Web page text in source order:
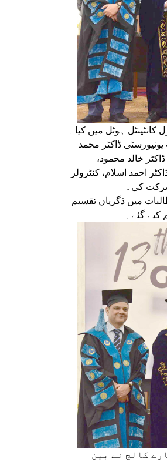
کانٹینٹل ہوٹل میں کیا۔
ڈاکٹر محمد
خالد محمود،
احمد اسلام، کنٹرولر
شرکت کی۔
میں ڈگریاں تقسیم
کیے گئے۔
کالج نے بین